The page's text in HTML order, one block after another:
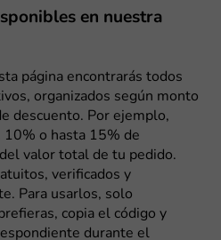
en nuestra
página encontrarás todos
organizados según monto
descuento. Por ejemplo,
10% o hasta 15% de
valor total de tu pedido.
verificados y
Para usarlos, solo
copia el código y
durante el